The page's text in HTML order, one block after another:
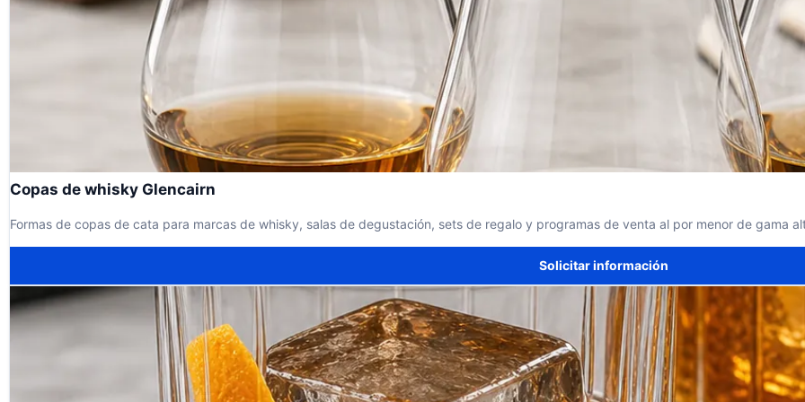
Copas de whisky Glencairn
Formas de copas de cata para marcas de whisky, salas de degustación, sets de regalo y programas de venta al por menor de gama
Solicitar información